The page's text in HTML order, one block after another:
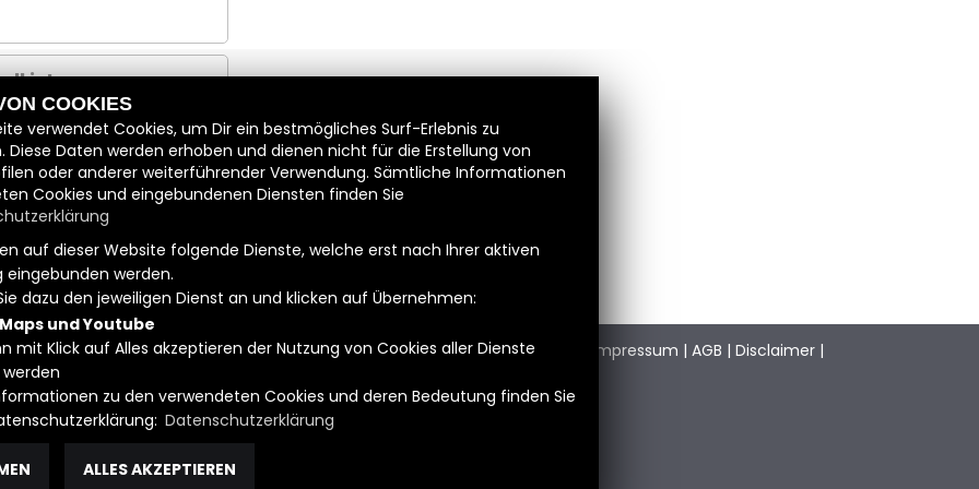
ist
Kontakt|Datenschutzbestimmungen Impressum | AGB | Disclaimer|
COOKIES
verwendet Cookies, um Dir ein bestmögliches Surf-Erlebnis zu
Diese Daten werden erhoben und dienen nicht für die Erstellung von
oder anderer weiterführender Verwendung. Sämtliche Informationen
Cookies und eingebundenen Diensten finden Sie
auf dieser Website folgende Dienste, welche erst nach Ihrer aktiven
eingebunden werden.
dazu den jeweiligen Dienst an und klicken auf Übernehmen:
und Youtube
mit Klick auf Alles akzeptieren der Nutzung von Cookies aller Dienste
zu den verwendeten Cookies und deren Bedeutung finden Sie
Datenschutzerklärung
ALLES AKZEPTIEREN